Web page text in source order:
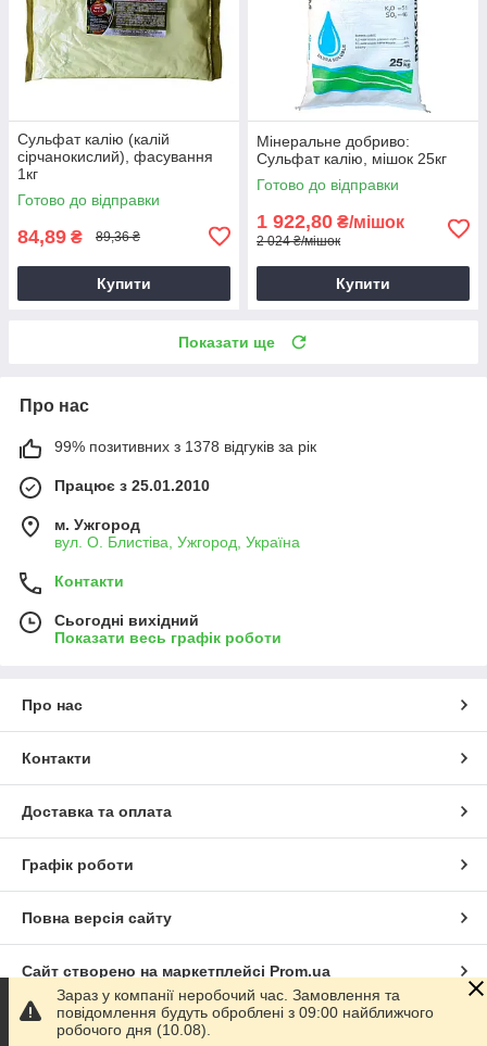
Сульфат калію (калій
сірчанокислий), фасування
1кг
Готово до відправки
84,89 ₴ 89,36 ₴
Купити
Мінеральне добриво:
Сульфат калію, мішок 25кг
Готово до відправки
1 922,80 ₴/мішок
2 024 ₴/мішок
Купити
Показати ще
Про нас
99% позитивних з 1378 відгуків за рік
Працює з 25.01.2010
м. Ужгород
вул. О. Блистіва, Ужгород, Україна
Контакти
Сьогодні вихідний
Показати весь графік роботи
Про нас
Контакти
Доставка та оплата
Графік роботи
Повна версія сайту
Сайт створено на маркетплейсі Prom.ua
Політика конфіденційності
Зараз у компанії неробочий час. Замовлення та
повідомлення будуть оброблені з 09:00 найближчого
робочого дня (10.08).